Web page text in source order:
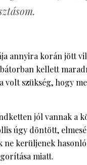
annyira korán jött
kellett
volt szükség, hogy
jól vannak a
úgy döntött,
ne kerüljenek
miatt.